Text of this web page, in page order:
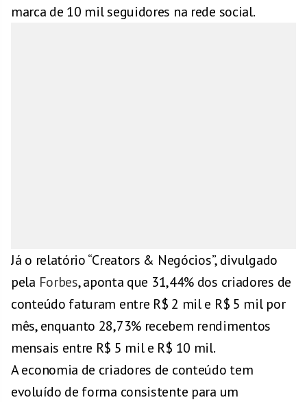
marca de 10 mil seguidores na rede social.
Já o relatório “Creators & Negócios”, divulgado
pela Forbes, aponta que 31,44% dos criadores de
conteúdo faturam entre R$ 2 mil e R$ 5 mil por
mês, enquanto 28,73% recebem rendimentos
mensais entre R$ 5 mil e R$ 10 mil.
A economia de criadores de conteúdo tem
evoluído de forma consistente para um